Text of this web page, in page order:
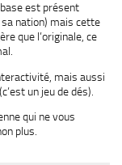
est présent
nation) mais cette
que l’originale, ce
mais aussi
un jeu de dés).
qui ne vous
plus.